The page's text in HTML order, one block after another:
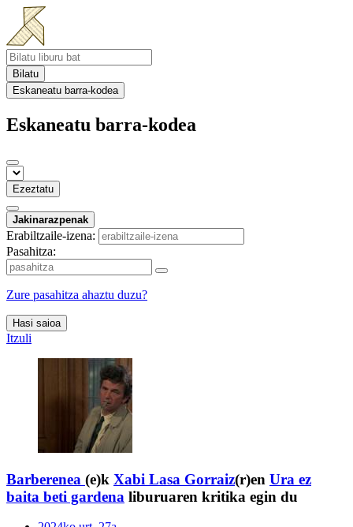
Bilatu
Eskaneatu barra-kodea
Eskaneatu barra-kodea
Ezeztatu
Jakinarazpenak
Erabiltzaile-izena:
Pasahitza:
Zure pasahitza ahaztu duzu?
Hasi saioa
Itzuli
Barberenea (e)k Xabi Lasa Gorraiz(r)en Ura ez
baita beti gardena liburuaren kritika egin du